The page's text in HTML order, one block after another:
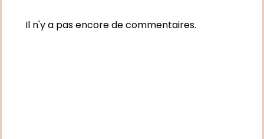
Il n'y a pas encore de commentaires.